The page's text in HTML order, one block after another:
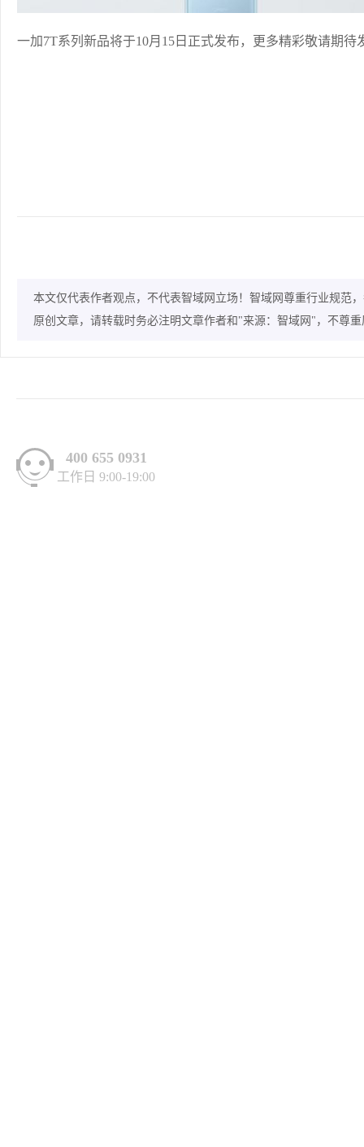
一加7T系列新品将于10月15日正式发布，更多精彩敬请期待
本文仅代表作者观点，不代表智域网立场！智域网尊重行业规范
原创文章，请转载时务必注明文章作者和"来源：智域网"，不尊
400 655 0931
工作日 9:00-19:00